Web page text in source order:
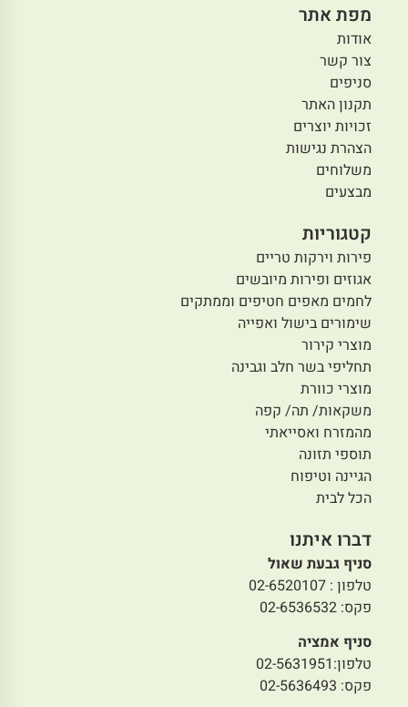
מפת אתר
אודות
צור קשר
סניפים
תקנון האתר
זכויות יוצרים
הצהרת נגישות
משלוחים
מבצעים
קטגוריות
פירות וירקות טריים
אגוזים ופירות מיובשים
לחמים מאפים חטיפים וממתקים
שימורים בישול ואפייה
מוצרי קירור
תחליפי בשר חלב וגבינה
מוצרי כוורת
משקאות/ תה/ קפה
מהמזרח ואסייאתי
תוספי תזונה
הגיינה וטיפוח
הכל לבית
דברו איתנו
סניף גבעת שאול
טלפון : 02-6520107
פקס: 02-6536532
סניף אמציה
טלפון:02-5631951
פקס: 02-5636493